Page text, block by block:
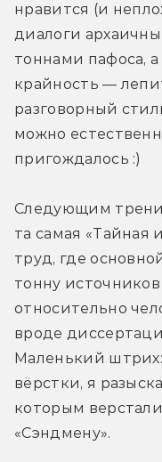
нравится (и
диалоги
тоннами пафоса,
крайность —
разговорный
можно
пригождалось :)
Следующим
та самая «Тайная
труд, где
тонну
относительно
вроде
Маленький
вёрстки, я
которым
«Сэндмену».